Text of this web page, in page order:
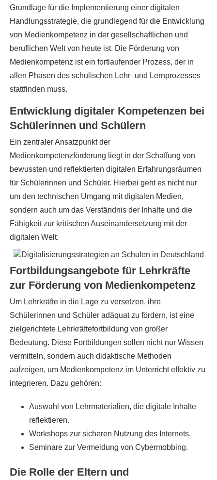
Grundlage für die Implementierung einer digitalen
Handlungsstrategie, die grundlegend für die Entwicklung
von Medienkompetenz in der gesellschaftlichen und
beruflichen Welt von heute ist. Die Förderung von
Medienkompetenz ist ein fortlaufender Prozess, der in
allen Phasen des schulischen Lehr- und Lernprozesses
stattfinden muss.
Entwicklung digitaler Kompetenzen bei
Schülerinnen und Schülern
Ein zentraler Ansatzpunkt der
Medienkompetenzförderung liegt in der Schaffung von
bewussten und reflektierten digitalen Erfahrungsräumen
für Schülerinnen und Schüler. Hierbei geht es nicht nur
um den technischen Umgang mit digitalen Medien,
sondern auch um das Verständnis der Inhalte und die
Fähigkeit zur kritischen Auseinandersetzung mit der
digitalen Welt.
Fortbildungsangebote für Lehrkräfte
zur Förderung von Medienkompetenz
Um Lehrkräfte in die Lage zu versetzen, ihre
Schülerinnen und Schüler adäquat zu fördern, ist eine
zielgerichtete Lehrkräftefortbildung von großer
Bedeutung. Diese Fortbildungen sollen nicht nur Wissen
vermitteln, sondern auch didaktische Methoden
aufzeigen, um Medienkompetenz im Unterricht effektiv zu
integrieren. Dazu gehören:
Auswahl von Lehrmaterialien, die digitale Inhalte
reflektieren.
Workshops zur sicheren Nutzung des Internets.
Seminare zur Vermeidung von Cybermobbing.
Die Rolle der Eltern und